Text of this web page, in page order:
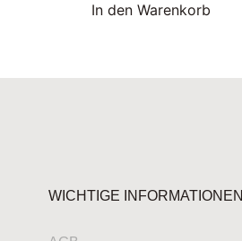
In den Warenkorb
WICHTIGE INFORMATIONEN